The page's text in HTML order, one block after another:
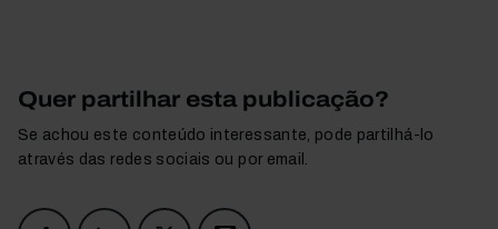
Quer partilhar esta publicação?
Se achou este conteúdo interessante, pode partilhá-lo
através das redes sociais ou por email.